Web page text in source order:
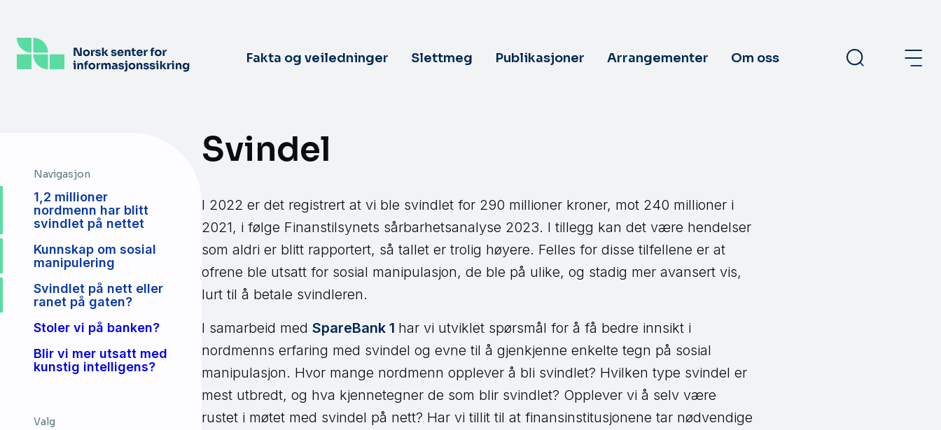
hovedinnhold
Fakta og veiledninger Slettmeg Publikasjoner Arrangementer Om oss
Navigasjon
1,2 millioner
nordmenn har blitt
svindlet på nettet
Kunnskap om sosial
manipulering
Svindlet på nett eller
ranet på gaten?
Stoler vi på banken?
Blir vi mer utsatt med
kunstig intelligens?
Valg
Svindel
I 2022 er det registrert at vi ble svindlet for 290 millioner kroner, mot 240 millioner i
2021, i følge Finanstilsynets sårbarhetsanalyse 2023. I tillegg kan det være hendelser
som aldri er blitt rapportert, så tallet er trolig høyere. Felles for disse tilfellene er at
ofrene ble utsatt for sosial manipulasjon, de ble på ulike, og stadig mer avansert vis,
lurt til å betale svindleren.
I samarbeid med SpareBank 1 har vi utviklet spørsmål for å få bedre innsikt i
nordmenns erfaring med svindel og evne til å gjenkjenne enkelte tegn på sosial
manipulasjon. Hvor mange nordmenn opplever å bli svindlet? Hvilken type svindel er
mest utbredt, og hva kjennetegner de som blir svindlet? Opplever vi å selv være
rustet i møtet med svindel på nett? Har vi tillit til at finansinstitusjonene tar nødvendige